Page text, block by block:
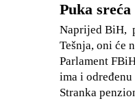
Puka sreća
Naprijed BiH,
Tešnja, oni će
Parlament
ima i
Stranka